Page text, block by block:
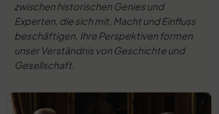
zwischen historischen Genies und
Experten, die sich mit, Macht und Einfluss
beschäftigen. Ihre Perspektiven formen
unser Verständnis von Geschichte und
Gesellschaft.